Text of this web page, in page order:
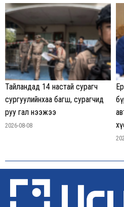
Тайландад 14 настай сурагч
сургуулийнхаа багш, сурагчид
руу гал нээжээ
2026-08-08